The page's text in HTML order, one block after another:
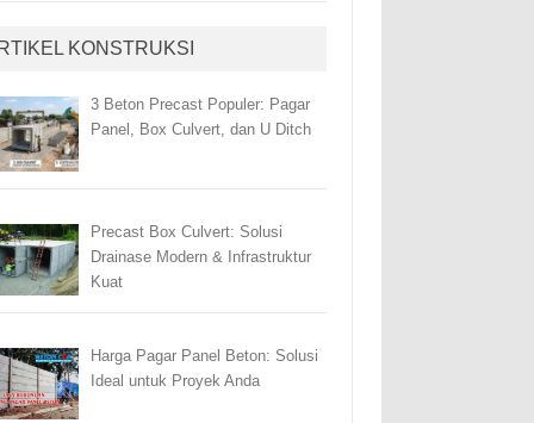
KONSTRUKSI
3 Beton Precast Populer: Pagar
Panel, Box Culvert, dan U Ditch
Precast Box Culvert: Solusi
Drainase Modern & Infrastruktur
Kuat
Harga Pagar Panel Beton: Solusi
Ideal untuk Proyek Anda